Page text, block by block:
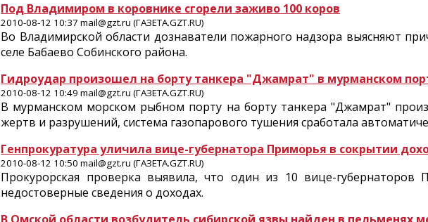
Под Владимиром в коровнике сгорели заживо 100 коров
2010-08-12 10:37 mail@gzt.ru (ГАЗЕТА.GZT.RU)
Во Владимирской области дознаватели пожарного надзора выясняют
селе Бабаево Собинского района.
Гидроудар произошел на борту танкера "Джамрат" в мурманском
2010-08-12 10:49 mail@gzt.ru (ГАЗЕТА.GZT.RU)
В мурманском морском рыбном порту на борту танкера "Джамрат"
жертв и разрушений, система газопарового тушения сработала
Генпрокуратура уличила вице-губернатора Приморья в сокрытии
2010-08-12 10:50 mail@gzt.ru (ГАЗЕТА.GZT.RU)
Прокурорская проверка выявила, что один из 10 вице-губернаторов
недостоверные сведения о доходах.